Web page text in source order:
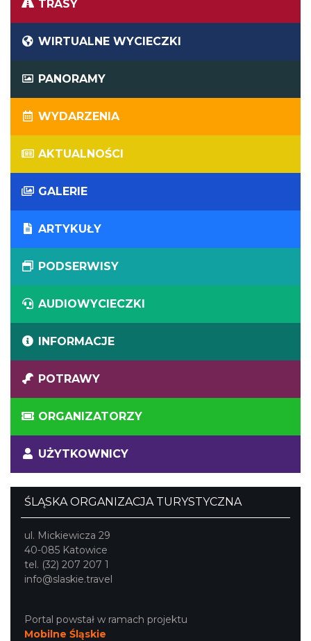
TRASY
WIRTUALNE WYCIECZKI
PANORAMY
WYDARZENIA
AKTUALNOŚCI
GALERIE
ARTYKUŁY
PODSERWISY
AUDIOWYCIECZKI
INFORMACJE
POTRAWY
ORGANIZATORZY
UŻYTKOWNICY
ŚLĄSKA ORGANIZACJA TURYSTYCZNA
ul. Mickiewicza 29
40-085 Katowice
tel. (32) 207 207 1
info@slaskie.travel
Portal powstał w ramach projektu
Mobilne Śląskie